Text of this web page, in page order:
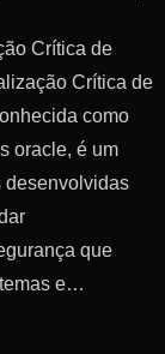
Crítica de
Crítica de
como
oracle, é um
desenvolvidas
que
e…